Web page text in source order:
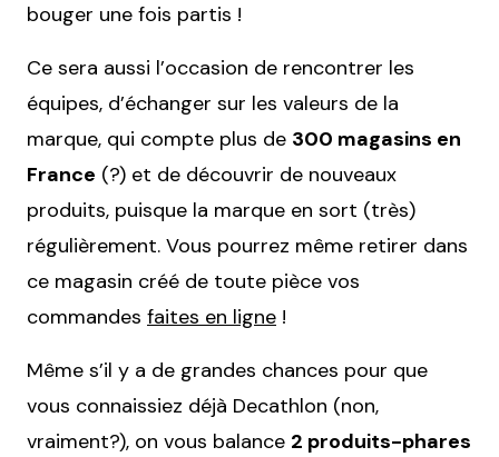
bouger une fois partis !
Ce sera aussi l’occasion de rencontrer les
équipes, d’échanger sur les valeurs de la
marque, qui compte plus de 300 magasins en
France (?) et de découvrir de nouveaux
produits, puisque la marque en sort (très)
régulièrement. Vous pourrez même retirer dans
ce magasin créé de toute pièce vos
commandes faites en ligne !
Même s’il y a de grandes chances pour que
vous connaissiez déjà Decathlon (non,
vraiment?), on vous balance 2 produits-phares